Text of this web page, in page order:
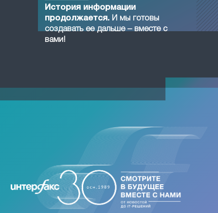
История информации
продолжается. И мы готовы
создавать ее дальше – вместе с
вами!